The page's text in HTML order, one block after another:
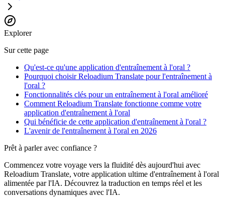
Explorer
Sur cette page
Qu'est-ce qu'une application d'entraînement à l'oral ?
Pourquoi choisir Reloadium Translate pour l'entraînement à
l'oral ?
Fonctionnalités clés pour un entraînement à l'oral amélioré
Comment Reloadium Translate fonctionne comme votre
application d'entraînement à l'oral
Qui bénéficie de cette application d'entraînement à l'oral ?
L'avenir de l'entraînement à l'oral en 2026
Prêt à parler avec confiance ?
Commencez votre voyage vers la fluidité dès aujourd'hui avec
Reloadium Translate, votre application ultime d'entraînement à l'oral
alimentée par l'IA. Découvrez la traduction en temps réel et les
conversations dynamiques avec l'IA.